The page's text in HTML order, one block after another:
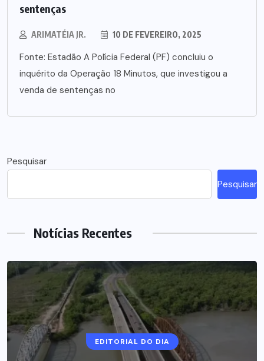
sentenças
ARIMATÉIA JR. 10 DE FEVEREIRO, 2025
Fonte: Estadão A Polícia Federal (PF) concluiu o
inquérito da Operação 18 Minutos, que investigou a
venda de sentenças no
Pesquisar
Pesquisar
Notícias Recentes
EDITORIAL DO DIA